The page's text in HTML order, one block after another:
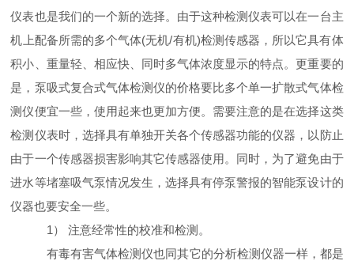
仪表也是我们的一个新的选择。由于这种检测仪表可以在一台主
机上配备所需的多个气体(无机/有机)检测传感器，所以它具有体
积小、重量轻、相应快、同时多气体浓度显示的特点。更重要的
是，泵吸式复合式气体检测仪的价格要比多个单一扩散式气体检
测仪便宜一些，使用起来也更加方便。需要注意的是在选择这类
检测仪表时，选择具有单独开关各个传感器功能的仪器，以防止
由于一个传感器损害影响其它传感器使用。同时，为了避免由于
进水等堵塞吸气泵情况发生，选择具有停泵警报的智能泵设计的
仪器也要安全一些。
1） 注意经常性的校准和检测。
有毒有害气体检测仪也同其它的分析检测仪器一样，都是